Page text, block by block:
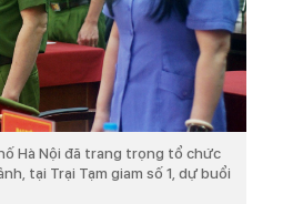
Hà Nội đã trang trọng tổ chức
tại Trại Tạm giam số 1, dự buổi